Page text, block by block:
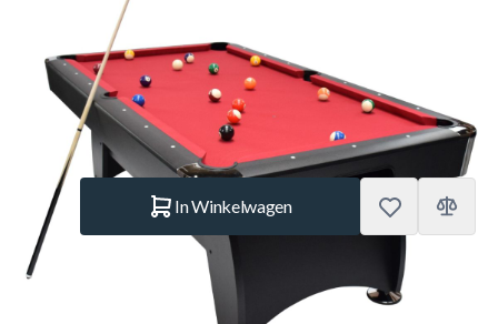
Zwart/Rood 8FT
SKU:NORTH.7090.111 Merk:NORTH
NIEUW
€ 799.– Op voorraad
Aantal
In Winkelwagen